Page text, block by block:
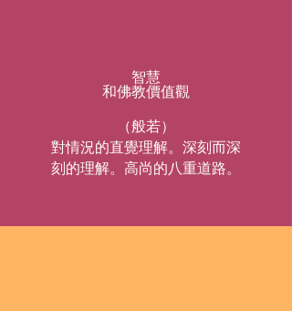
智慧
和佛教價值觀
（般若）
對情況的直覺理解。深刻而深
刻的理解。高尚的八重道路。